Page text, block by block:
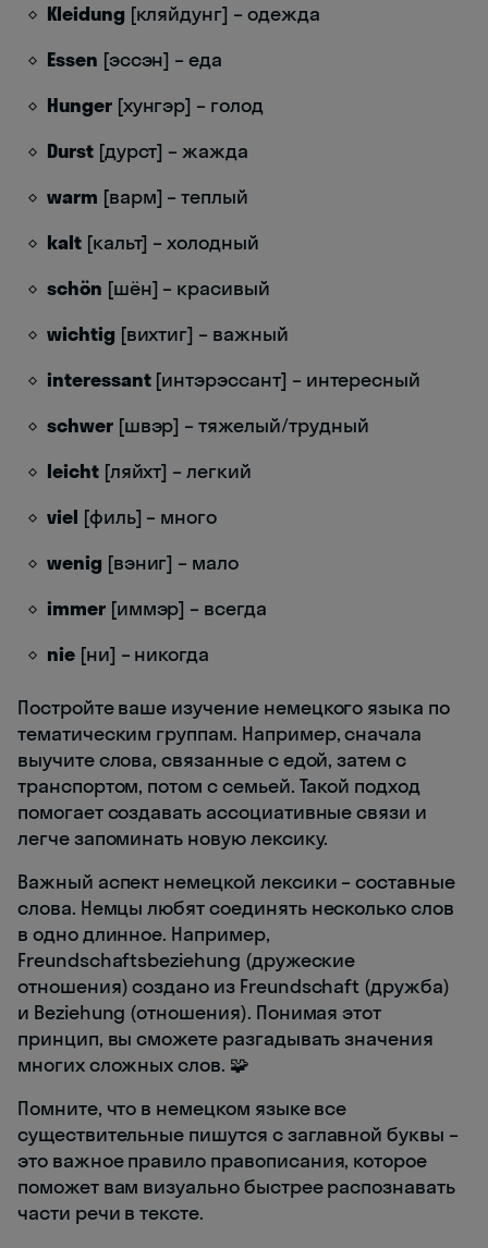
Kleidung [кляйдунг] – одежда
Essen [эссэн] – еда
Hunger[хунгэр] – голод
Durst[дурст] – жажда
warm [варм] – теплый
kalt[кальт] – холодный
schön [шён] – красивый
wichtig [вихтиг] – важный
interessant[интэрэссант] – интересный
schwer[швэр] – тяжелый/трудный
leicht[ляйхт] – легкий
viel [филь] – много
wenig [вэниг] – мало
immer[иммэр] – всегда
nie[ни] – никогда
Постройте ваше изучение немецкого языка по
тематическим группам. Например, сначала
выучите слова, связанные с едой, затем с
транспортом, потом с семьей. Такой подход
помогает создавать ассоциативные связи и
легче запоминать новую лексику.
Важный аспект немецкой лексики – составные
слова. Немцы любят соединять несколько слов
в одно длинное. Например,
Freundschaftsbeziehung (дружеские
отношения) создано из Freundschaft (дружба)
и Beziehung (отношения). Понимая этот
принцип, вы сможете разгадывать значения
многих сложных слов. 🧩
Помните, что в немецком языке все
существительные пишутся с заглавной буквы –
это важное правило правописания, которое
поможет вам визуально быстрее распознавать
части речи в тексте.